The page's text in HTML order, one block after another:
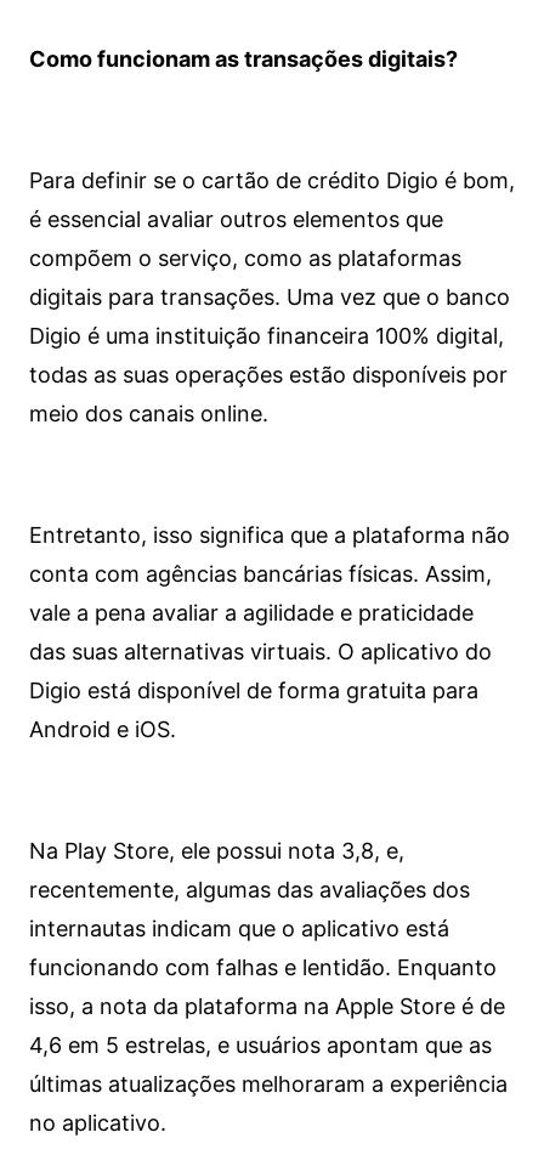
Como funcionam as transações digitais?
Para definir se o cartão de crédito Digio é bom,
é essencial avaliar outros elementos que
compõem o serviço, como as plataformas
digitais para transações. Uma vez que o banco
Digio é uma instituição financeira 100% digital,
todas as suas operações estão disponíveis por
meio dos canais online.
Entretanto, isso significa que a plataforma não
conta com agências bancárias físicas. Assim,
vale a pena avaliar a agilidade e praticidade
das suas alternativas virtuais. O aplicativo do
Digio está disponível de forma gratuita para
Android e iOS.
Na Play Store, ele possui nota 3,8, e,
recentemente, algumas das avaliações dos
internautas indicam que o aplicativo está
funcionando com falhas e lentidão. Enquanto
isso, a nota da plataforma na Apple Store é de
4,6 em 5 estrelas, e usuários apontam que as
últimas atualizações melhoraram a experiência
no aplicativo.